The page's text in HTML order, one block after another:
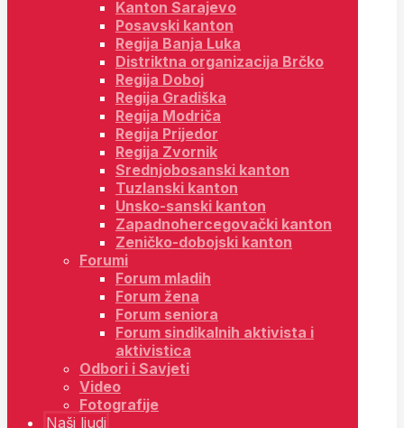
Kanton Sarajevo
Posavski kanton
Regija Banja Luka
Distriktna organizacija Brčko
Regija Doboj
Regija Gradiška
Regija Modriča
Regija Prijedor
Regija Zvornik
Srednjobosanski kanton
Tuzlanski kanton
Unsko-sanski kanton
Zapadnohercegovački kanton
Zeničko-dobojski kanton
Forumi
Forum mladih
Forum žena
Forum seniora
Forum sindikalnih aktivista i
aktivistica
Odbori i Savjeti
Video
Fotografije
Naši ljudi